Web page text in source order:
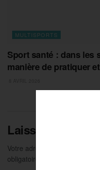
MULTISPORTS
Sport santé : dans les
manière de pratiquer
Laisser un
Votre adresse e-mail ne sera
obligatoires sont indiqués avec